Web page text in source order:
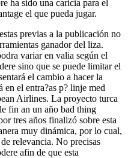
ha sido una caricia para el
el que pueda jugar.
previas a la publicación no
ganador del liza.
variar en valia según el
sino que se puede limitar el
el cambio a hacer la
en el entra?as p? linje med
Airlines. La proyecto turca
fin an un año bad thing
tres años finalizó sobre esta
muy dinámica, por lo cual,
relevancia. No precisas
afin de que esta